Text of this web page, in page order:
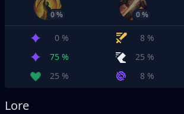
0 % 0 %
0 % 8 %
75 %
25 %
25 %
8 %
Lore